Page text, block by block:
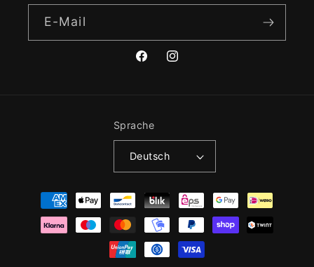
E-Mail
FacebookInstagram
Sprache
Deutsch
Zahlungsmethoden